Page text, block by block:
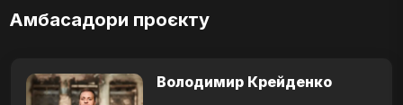
Амбасадори проєкту
Володимир Крейденко